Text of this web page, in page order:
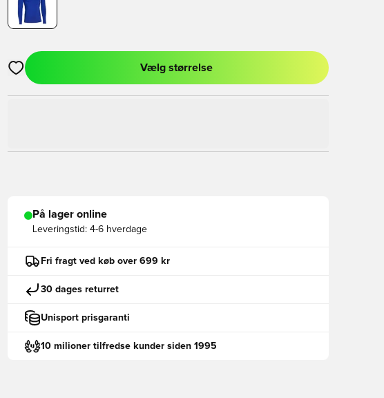
Åbner en Modal til at logge ind eller tilmelde dig som medlem
Vælg størrelse
På lager online
Leveringstid: 4-6 hverdage
Fri fragt ved køb over 699 kr
30 dages returret
Unisport prisgaranti
10 milioner tilfredse kunder siden 1995